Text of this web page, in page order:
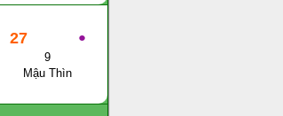
●
27
9
Mậu Thìn